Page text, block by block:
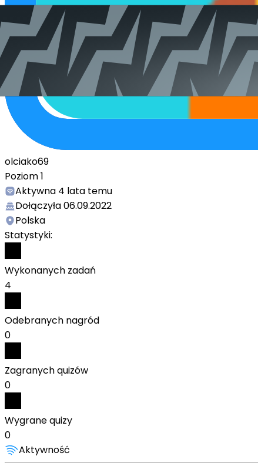
olciako69
Poziom1
Aktywna 4 lata temu
Dołączyła06.09.2022
Polska
Statystyki:
Wykonanych zadań
4
Odebranych nagród
0
Zagranych quizów
0
Wygrane quizy
0
Aktywność